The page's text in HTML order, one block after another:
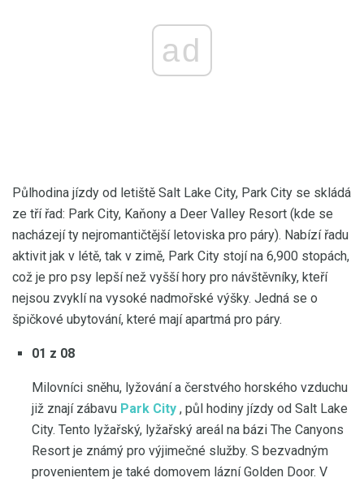
ad
Půlhodina jízdy od letiště Salt Lake City, Park City se skládá
ze tří řad: Park City, Kaňony a Deer Valley Resort (kde se
nacházejí ty nejromantičtější letoviska pro páry). Nabízí řadu
aktivit jak v létě, tak v zimě, Park City stojí na 6,900 stopách,
což je pro psy lepší než vyšší hory pro návštěvníky, kteří
nejsou zvyklí na vysoké nadmořské výšky. Jedná se o
špičkové ubytování, které mají apartmá pro páry.
01 z 08
Milovníci sněhu, lyžování a čerstvého horského vzduchu
již znají zábavu Park City , půl hodiny jízdy od Salt Lake
City. Tento lyžařský, lyžařský areál na bázi The Canyons
Resort je známý pro výjimečné služby. S bezvadným
provenientem je také domovem lázní Golden Door. V